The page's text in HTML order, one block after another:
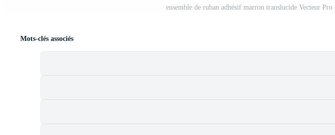
ensemble de ruban adhésif marron translucide Vecteur Pro
Mots-clés associés